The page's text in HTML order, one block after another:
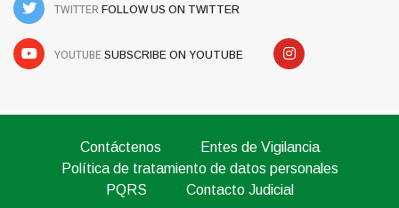
TWITTER FOLLOW US ON TWITTER
YOUTUBE SUBSCRIBE ON YOUTUBE
Contáctenos
Entes de Vigilancia
Política de tratamiento de datos personales
PQRS
Contacto Judicial